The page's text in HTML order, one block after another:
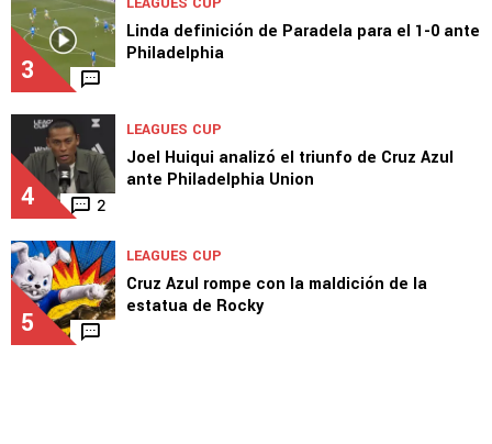
3
Linda definición de Paradela para el 1-0 ante
Philadelphia
4 2
LEAGUES CUP
Joel Huiqui analizó el triunfo de Cruz Azul
ante Philadelphia Union
5
LEAGUES CUP
Cruz Azul rompe con la maldición de la
estatua de Rocky